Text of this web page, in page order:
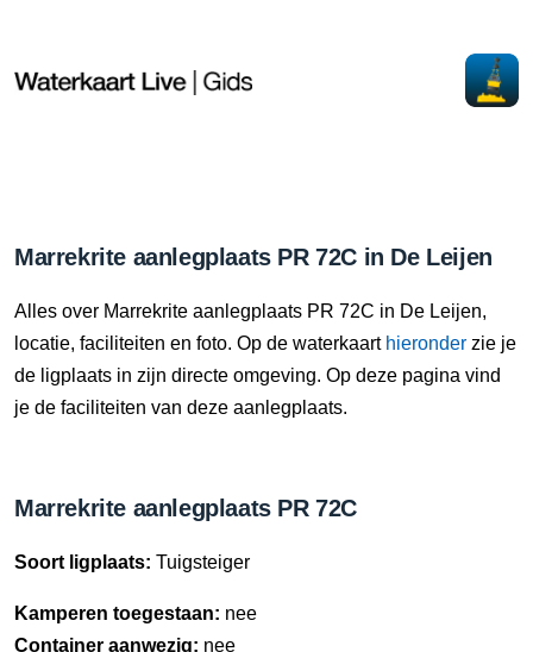
Marrekrite aanlegplaats PR 72C in De Leijen
Alles over Marrekrite aanlegplaats PR 72C in De Leijen,
locatie, faciliteiten en foto. Op de waterkaart hieronder zie je
de ligplaats in zijn directe omgeving. Op deze pagina vind
je de faciliteiten van deze aanlegplaats.
Marrekrite aanlegplaats PR 72C
Soort ligplaats: Tuigsteiger
Kamperen toegestaan: nee
Container aanwezig: nee